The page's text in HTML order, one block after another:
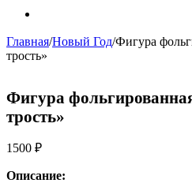
Главная/Новый Год/Фигура
трость»
Фигура
трость»
1500 ₽
Описание: